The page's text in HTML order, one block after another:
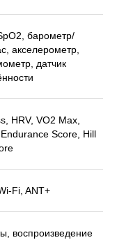
барометр/
акселерометр,
датчик
HRV, VO2 Max,
Score, Hill
Fi, ANT+
воспроизведение